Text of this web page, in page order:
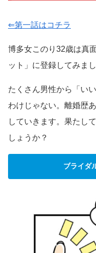
⇐第一話はコチラ
博多女このり32歳は真
ット」に登録してみま
たくさん男性から「い
わけじゃない。離婚歴
していきます。果たし
しょうか？
ブライダ